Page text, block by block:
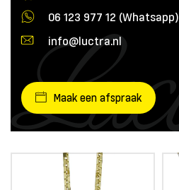
06 123 977 12 (Whatsapp)
info@luctra.nl
Maak een afspraak